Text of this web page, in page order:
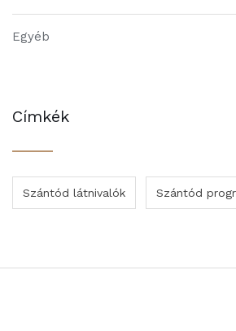
Egyéb
Címkék
Szántód látnivalók Szántód